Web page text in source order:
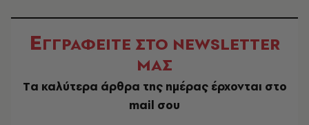
ΕΓΓΡΑΦΕΙΤΕ ΣΤΟ NEWSLETTER
ΜΑΣ
Tα καλύτερα άρθρα της ημέρας έρχονται στο
mail σου